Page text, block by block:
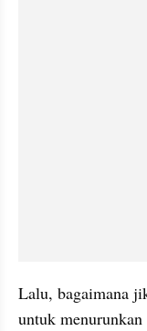
Lalu, bagaimana
untuk